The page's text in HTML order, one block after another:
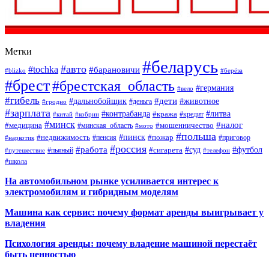
Метки
#blizko #tochka #авто #барановичи #беларусь #берёза
#брест#брестская_область #вело #германия
#гибель #гродно #дальнобойщик #деньга #дети #животное
#зарплата #китай #кобрин #контрабанда #кража #кредит #литва
#медицина #минск #минская_область #мото #мошенничество #налог
#наркотик #недвижимость #пенсия #пинск #пожар #польша #приговор
#путешествие #пьяный #работа #россия #сигарета #суд #телефон #футбол
#школа
На автомобильном рынке усиливается интерес к
электромобилям и гибридным моделям
Машина как сервис: почему формат аренды выигрывает у
владения
Психология аренды: почему владение машиной перестаёт
быть ценностью